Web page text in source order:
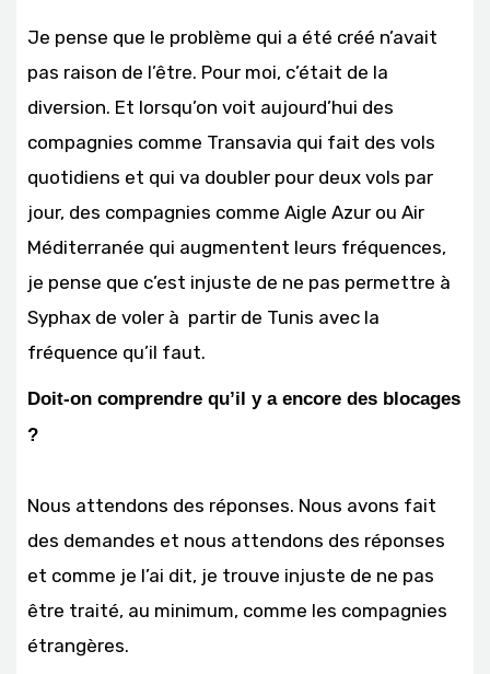
Je pense que le problème qui a été créé n’avait
pas raison de l’être. Pour moi, c’était de la
diversion. Et lorsqu’on voit aujourd’hui des
compagnies comme Transavia qui fait des vols
quotidiens et qui va doubler pour deux vols par
jour, des compagnies comme Aigle Azur ou Air
Méditerranée qui augmentent leurs fréquences,
je pense que c’est injuste de ne pas permettre à
Syphax de voler à partir de Tunis avec la
fréquence qu’il faut.
Doit-on comprendre qu’il y a encore des blocages
?
Nous attendons des réponses. Nous avons fait
des demandes et nous attendons des réponses
et comme je l’ai dit, je trouve injuste de ne pas
être traité, au minimum, comme les compagnies
étrangères.